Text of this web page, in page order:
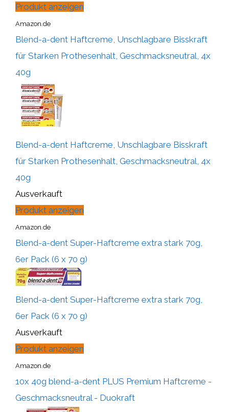
Produkt anzeigen
Amazon.de
Blend-a-dent Haftcreme, Unschlagbare Bisskraft
für Starken Prothesenhalt, Geschmacksneutral, 4x
40g
Blend-a-dent Haftcreme, Unschlagbare Bisskraft
für Starken Prothesenhalt, Geschmacksneutral, 4x
40g
Ausverkauft
Produkt anzeigen
Amazon.de
Blend-a-dent Super-Haftcreme extra stark 70g,
6er Pack (6 x 70 g)
Blend-a-dent Super-Haftcreme extra stark 70g,
6er Pack (6 x 70 g)
Ausverkauft
Produkt anzeigen
Amazon.de
10x 40g blend-a-dent PLUS Premium Haftcreme -
Geschmacksneutral - Duokraft